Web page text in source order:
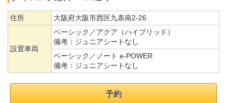
住所 大阪府大阪市西区九条南2-26
設置車両
ベーシック／アクア（ハイブリッド）
備考： ジュニアシートなし
ベーシック／ノート e-POWER
備考： ジュニアシートなし
予約